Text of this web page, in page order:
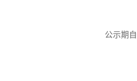
公示期自